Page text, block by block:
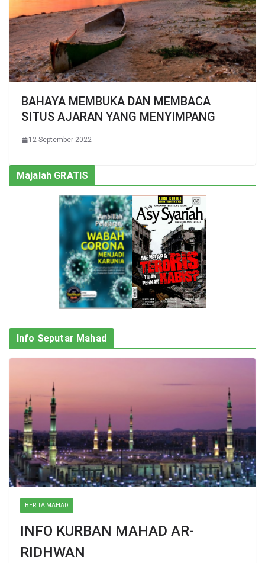
BAHAYA MEMBUKA DAN MEMBACA
SITUS AJARAN YANG MENYIMPANG
12 September 2022
Majalah GRATIS
Info Seputar Mahad
BERITA MAHAD
INFO KURBAN MAHAD AR-
RIDHWAN